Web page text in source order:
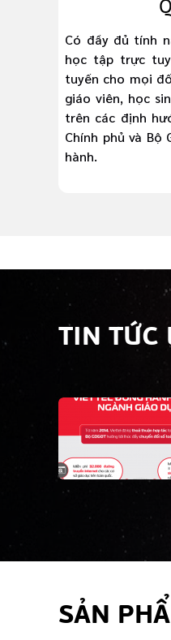
Có đầy đủ tính
học tập trực
tuyến cho mọi
giáo viên, học
trên các định
Chính phủ và
hành.
TIN TỨC
SẢN